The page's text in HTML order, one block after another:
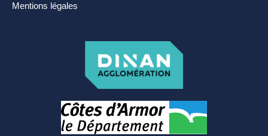
Mentions légales